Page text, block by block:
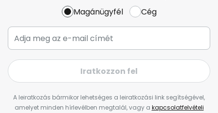
Magánügyfél Cég
Iratkozzon fel
A leiratkozás bármikor lehetséges a leiratkozási link segítségével,
amelyet minden hírlevélben megtalál, vagy a kapcsolatfelvételi